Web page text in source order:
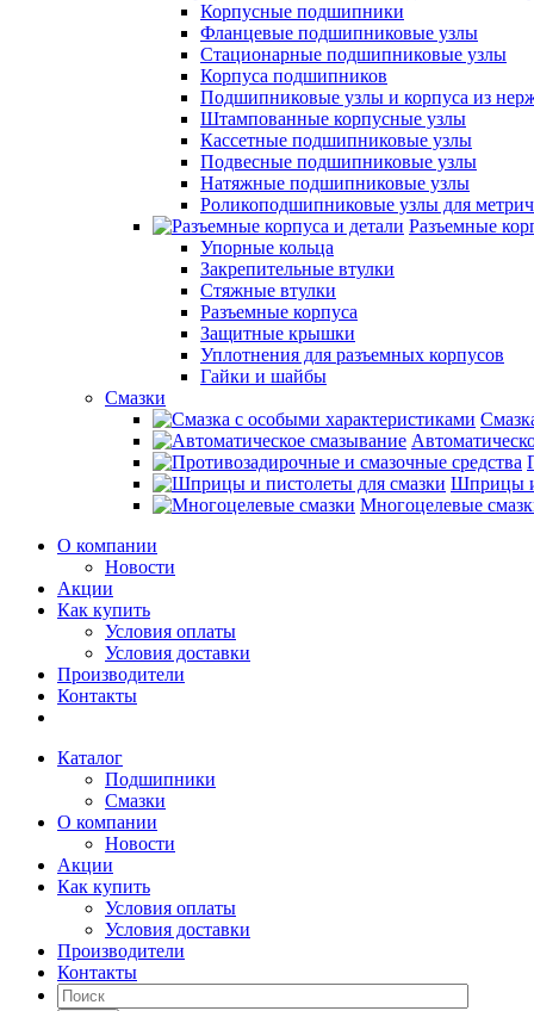
Корпусные подшипники
Фланцевые подшипниковые узлы
Стационарные подшипниковые узлы
Корпуса подшипников
Подшипниковые узлы и корпуса из
Штампованные корпусные узлы
Кассетные подшипниковые узлы
Подвесные подшипниковые узлы
Натяжные подшипниковые узлы
Роликоподшипниковые узлы для
Разъемные
Упорные кольца
Закрепительные втулки
Стяжные втулки
Разъемные корпуса
Защитные крышки
Уплотнения для разъемных корпусов
Гайки и шайбы
Смазки
Шприцы и
Многоцелевые
О компании
Новости
Акции
Как купить
Условия оплаты
Условия доставки
Производители
Контакты
Каталог
Подшипники
Смазки
О компании
Новости
Акции
Как купить
Условия оплаты
Условия доставки
Производители
Контакты